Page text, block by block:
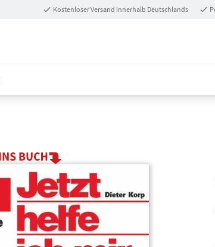
Kostenloser Versand innerhalb Deutschlands